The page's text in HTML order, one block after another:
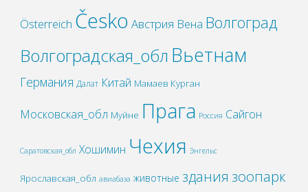
Österreich Česko Австрия Вена Волгоград
Волгоградская_обл Вьетнам
Германия Далат Китай Мамаев Курган
Московская_обл Муйне Прага Россия Сайгон
Саратовская_обл Хошимин Чехия Энгельс
Ярославская_обл авиабаза животные здания зоопарк